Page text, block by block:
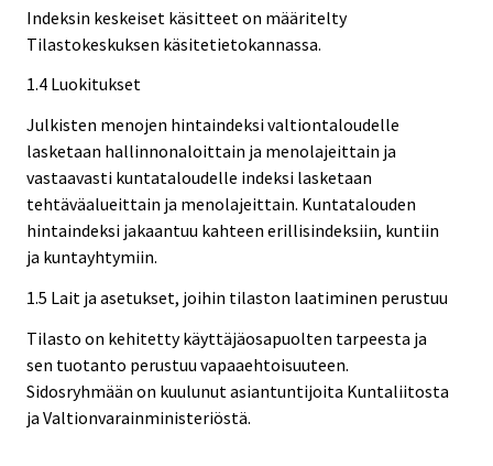
Indeksin keskeiset käsitteet on määritelty
Tilastokeskuksen käsitetietokannassa.
1.4 Luokitukset
Julkisten menojen hintaindeksi valtiontaloudelle
lasketaan hallinnonaloittain ja menolajeittain ja
vastaavasti kuntataloudelle indeksi lasketaan
tehtäväalueittain ja menolajeittain. Kuntatalouden
hintaindeksi jakaantuu kahteen erillisindeksiin, kuntiin
ja kuntayhtymiin.
1.5 Lait ja asetukset, joihin tilaston laatiminen perustuu
Tilasto on kehitetty käyttäjäosapuolten tarpeesta ja
sen tuotanto perustuu vapaaehtoisuuteen.
Sidosryhmään on kuulunut asiantuntijoita Kuntaliitosta
ja Valtionvarainministeriöstä.